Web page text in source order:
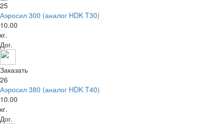
25
Аэросил 300 (аналог HDK T30)
10.00
кг.
Дог.
Заказать
26
Аэросил 380 (аналог HDK T40)
10.00
кг.
Дог.